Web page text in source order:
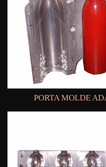
PORTA MOLDE